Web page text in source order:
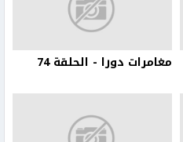
مغامرات دورا - الحلقة 74